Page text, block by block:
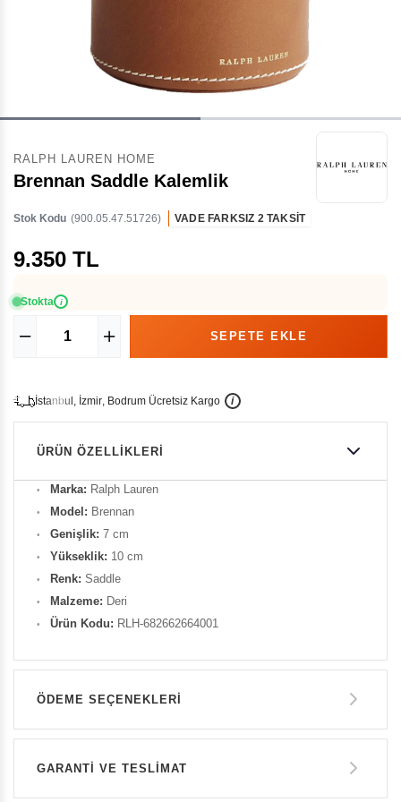
RALPH LAUREN HOME
Brennan Saddle Kalemlik
Stok Kodu (900.05.47.51726) VADE FARKSIZ 2 TAKSİT
9.350 TL
Stokta i
İstanbu , İzmir, Bodrum Ücretsiz Kargo i
ÜRÜN ÖZELLIKLERI
Marka: Ralph Lauren
Model: Brennan
Genişlik: 7 cm
Yükseklik: 10 cm
Renk: Saddle
Malzeme: Deri
Ürün Kodu: RLH-682662664001
ÖDEME SEÇENEKLERI
9.350 TL
GARANTİ VE TESLİMAT